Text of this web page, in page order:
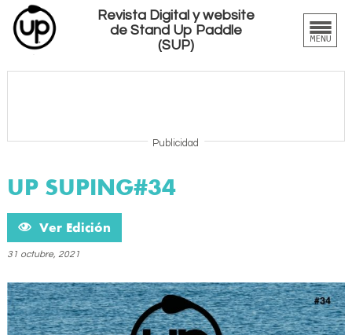
Revista Digital y website
de Stand Up Paddle
(SUP)
Publicidad
UP SUPING#34
Ver Edición
31 octubre, 2021